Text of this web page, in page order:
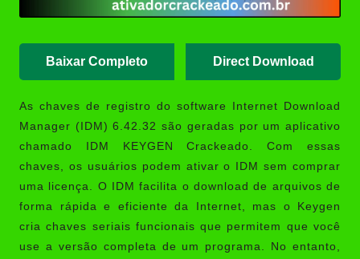
Baixar Completo Direct Download
As chaves de registro do software
Internet Download
Manager (IDM ) 6.42.32 são geradas por um aplicativo
chamado IDM KEYGEN Crackeado. Com essas
chaves, os usuários podem ativar o IDM sem comprar
uma licença. O IDM facilita o download de arquivos de
forma rápida e eficiente da Internet, mas o Keygen
cria chaves seriais funcionais que permitem que você
use a versão completa de um programa. No entanto,